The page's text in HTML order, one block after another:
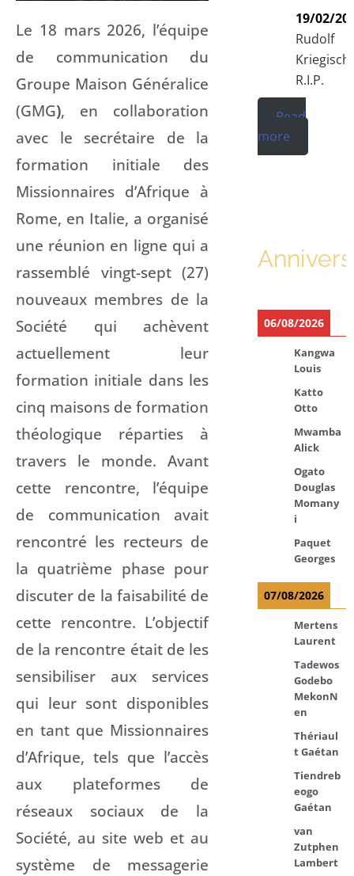
Le 18 mars 2026, l’équipe
de communication du
Groupe Maison Généralice
(GMG), en collaboration
avec le secrétaire de la
formation initiale des
Missionnaires d’Afrique à
Rome, en Italie, a organisé
une réunion en ligne qui a
rassemblé vingt-sept (27)
nouveaux membres de la
Société qui achèvent
actuellement leur
formation initiale dans les
cinq maisons de formation
théologique réparties à
travers le monde. Avant
cette rencontre, l’équipe
de communication avait
rencontré les recteurs de
la quatrième phase pour
discuter de la faisabilité de
cette rencontre. L’objectif
de la rencontre était de les
sensibiliser aux services
qui leur sont disponibles
en tant que Missionnaires
d’Afrique, tels que l’accès
aux plateformes de
réseaux sociaux de la
Société, au site web et au
système de messagerie
19/02/
Rudolf
Kriegisch
R.I.P.
Read
more
06/08/2026
Kangwa
Louis
Katto
Otto
Mwamba
Alick
Ogato
Douglas
Momany
i
Paquet
Georges
07/08/2026
Mertens
Laurent
Tadewos
Godebo
MekonN
en
Thériaul
t Gaétan
Tiendreb
eogo
Gaétan
van
Zutphen
Lambert